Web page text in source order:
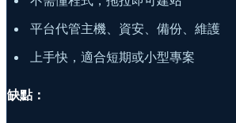
平台代管主機、資安、備份、維護
上手快，適合短期或小型專案
缺點：